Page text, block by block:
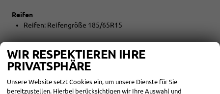
Reifen
Reifen: Reifengröße 185/65R15
Abgaskonzept EU6e
START-STOPP-Automatik
Sonstiges
WIR RESPEKTIEREN IHRE
PRIVATSPHÄRE
Unsere Website setzt Cookies ein, um unsere Dienste für Sie
bereitzustellen. Hierbei berücksichtigen wir Ihre Auswahl und